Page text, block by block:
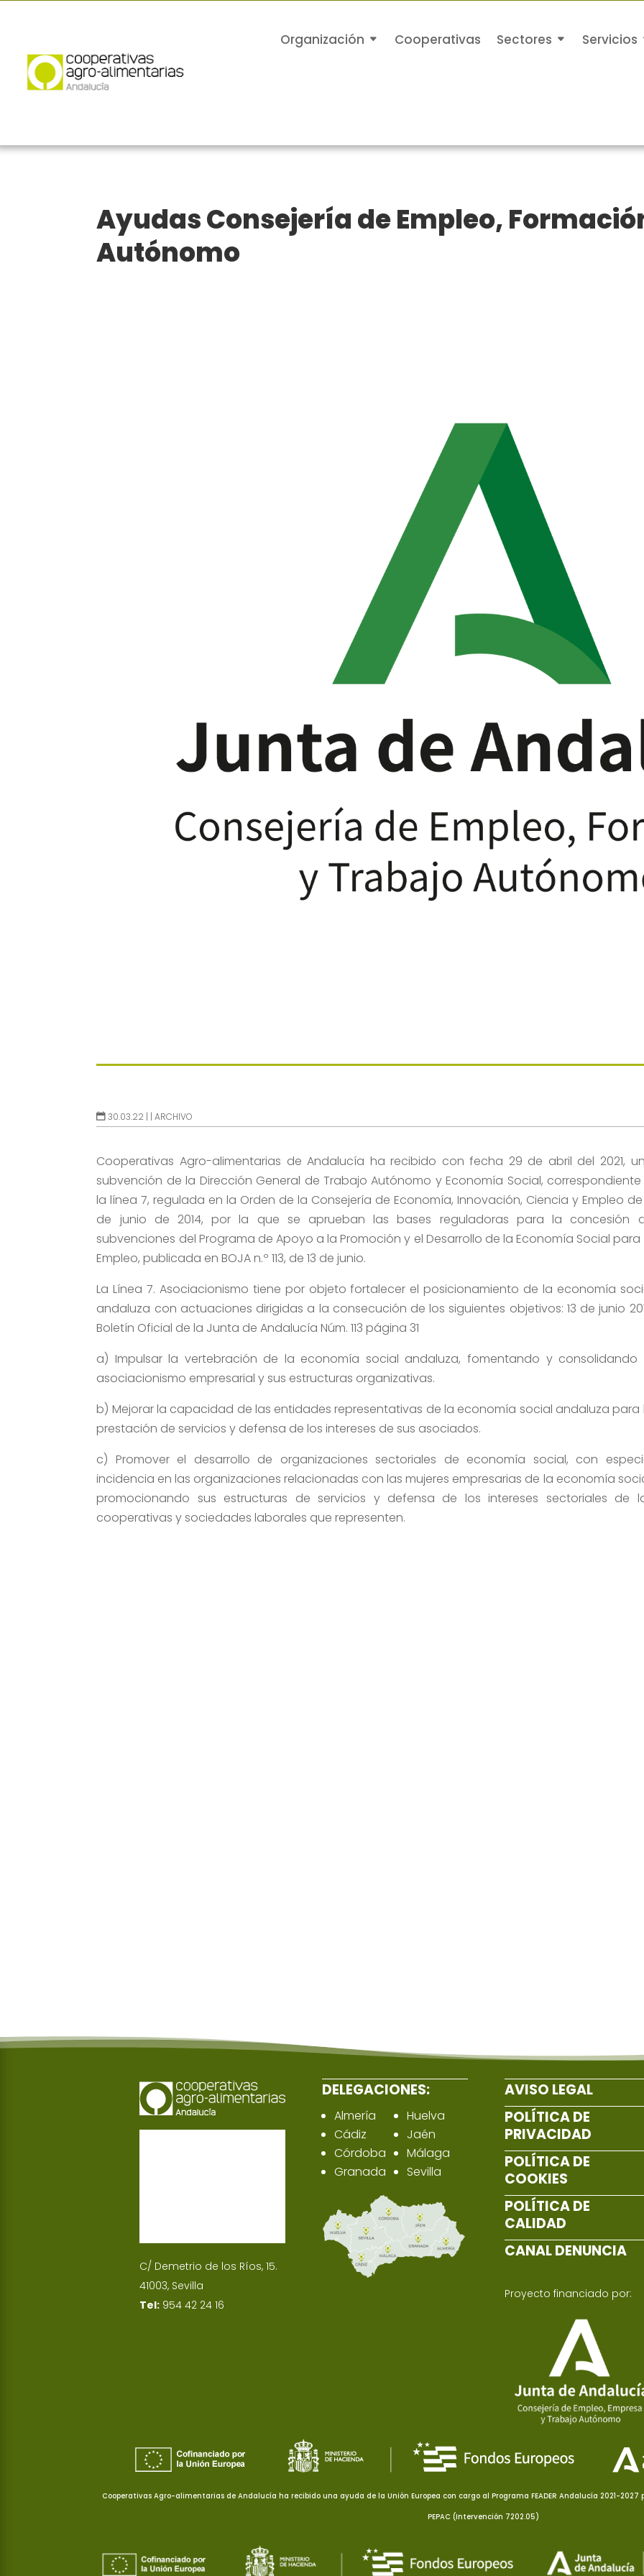
Organización Cooperativas Sectores Servicios
Ayudas Consejería de Empleo,
Autónomo
30.03.22 | |ARCHIVO
Cooperativas Agro-alimentarias de Andalucía ha recibido con fecha 29 de abril del 2021,
subvención de la Dirección General de Trabajo Autónomo y Economía Social,
la línea 7, regulada en la Orden de la Consejería de Economía, Innovación, Ciencia y Empleo
de junio de 2014, por la que se aprueban las bases reguladoras para la concesión
subvenciones del Programa de Apoyo a la Promoción y el Desarrollo de la Economía Social para
Empleo, publicada en BOJA n.º 113, de 13 de junio.
La Línea 7. Asociacionismo tiene por objeto fortalecer el posicionamiento de la economía
andaluza con actuaciones dirigidas a la consecución de los siguientes objetivos: 13 de junio
Boletín Oficial de la Junta de Andalucía Núm. 113 página 31
a) Impulsar la vertebración de la economía social andaluza, fomentando y consolidando
asociacionismo empresarial y sus estructuras organizativas.
b) Mejorar la capacidad de las entidades representativas de la economía social andaluza para
prestación de servicios y defensa de los intereses de sus asociados.
c) Promover el desarrollo de organizaciones sectoriales de economía social, con
incidencia en las organizaciones relacionadas con las mujeres empresarias de la economía
promocionando sus estructuras de servicios y defensa de los intereses sectoriales de
cooperativas y sociedades laborales que representen.
C/ Demetrio de los Ríos, 15.
41003, Sevilla
Tel: 954 42 24 16
DELEGACIONES:
Almería
Cádiz
Córdoba
Granada
Huelva
Jaén
Málaga
Sevilla
AVISO LEGAL
POLÍTICA DE
PRIVACIDAD
POLÍTICA DE
COOKIES
POLÍTICA DE
CALIDAD
CANAL DENUNCIA
Proyecto financiado por:
Cooperativas Agro-alimentarias de Andalucía ha recibido una ayuda de la Unión Europea con cargo al Programa FEADER Andalucía 2021-
PEPAC (Intervención 7202.05)